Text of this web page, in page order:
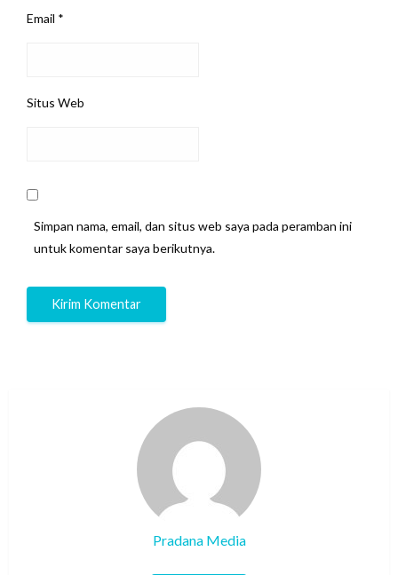
Email *
Situs Web
Simpan nama, email, dan situs web saya pada peramban ini
untuk komentar saya berikutnya.
Pradana Media